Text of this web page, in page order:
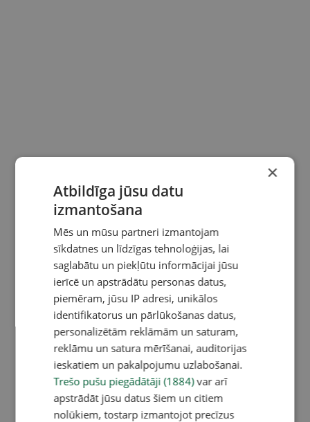
×
Atbildīga jūsu datu
izmantošana
Mēs un mūsu partneri izmantojam
sīkdatnes un līdzīgas tehnoloģijas, lai
saglabātu un piekļūtu informācijai jūsu
ierīcē un apstrādātu personas datus,
piemēram, jūsu IP adresi, unikālos
identifikatorus un pārlūkošanas datus,
personalizētām reklāmām un saturam,
reklāmu un satura mērīšanai, auditorijas
ieskatiem un pakalpojumu uzlabošanai.
Trešo pušu piegādātāji (1884)var arī
apstrādāt jūsu datus šiem un citiem
nolūkiem, tostarp izmantojot precīzus